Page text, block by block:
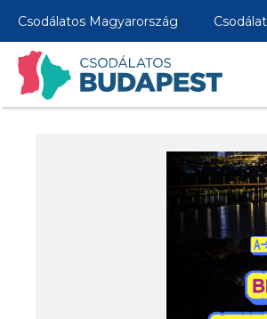
Csodálatos Magyarország